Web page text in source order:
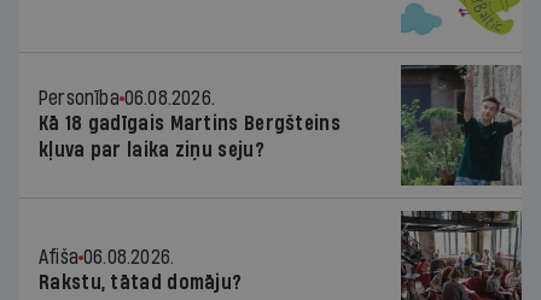
Personība 06.08.2026.
Kā 18 gadīgais Martins Bergšteins
kļuva par laika ziņu seju?
Afiša 06.08.2026.
Rakstu, tātad domāju?